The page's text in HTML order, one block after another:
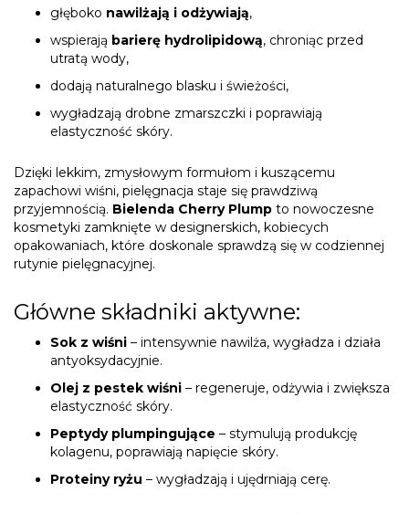
głęboko nawilżają i odżywiają,
wspierają barierę hydrolipidową, chroniąc przed
utratą wody,
dodają naturalnego blasku i świeżości,
wygładzają drobne zmarszczki i poprawiają
elastyczność skóry.
Dzięki lekkim, zmysłowym formułom i kuszącemu
zapachowi wiśni, pielęgnacja staje się prawdziwą
przyjemnością. Bielenda Cherry Plump to nowoczesne
kosmetyki zamknięte w designerskich, kobiecych
opakowaniach, które doskonale sprawdzą się w codziennej
rutynie pielęgnacyjnej.
Główne składniki aktywne:
Sok z wiśni – intensywnie nawilża, wygładza i działa
antyoksydacyjnie.
Olej z pestek wiśni – regeneruje, odżywia i zwiększa
elastyczność skóry.
Peptydy plumpingujące – stymulują produkcję
kolagenu, poprawiają napięcie skóry.
Proteiny ryżu – wygładzają i ujędrniają cerę.